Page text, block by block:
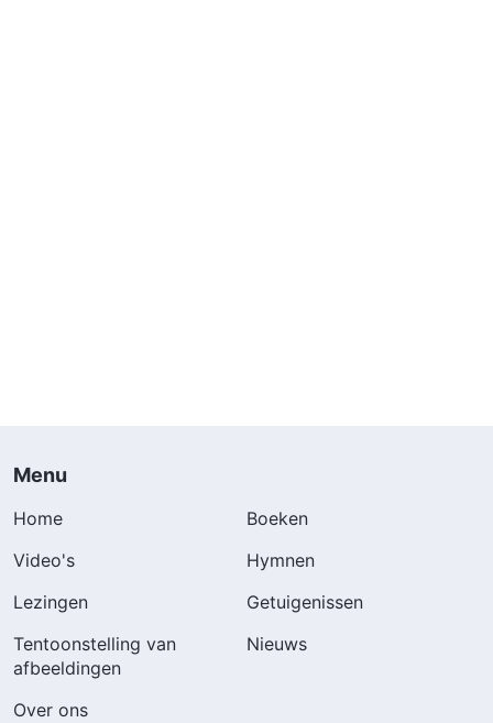
Menu
Home
Boeken
Video's
Hymnen
Lezingen
Getuigenissen
Tentoonstelling van
afbeeldingen
Nieuws
Over ons